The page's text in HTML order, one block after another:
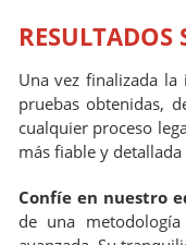
Una vez finalizada la
pruebas obtenidas,
cualquier proceso
más fiable y
Confíe en nuestro
de una